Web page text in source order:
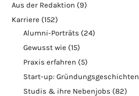
Aus der Redaktion (9)
Karriere (152)
Alumni-Porträts (24)
Gewusst wie (15)
Praxis erfahren (5)
Start-up: Gründungsgeschichten
Studis & ihre Nebenjobs (82)